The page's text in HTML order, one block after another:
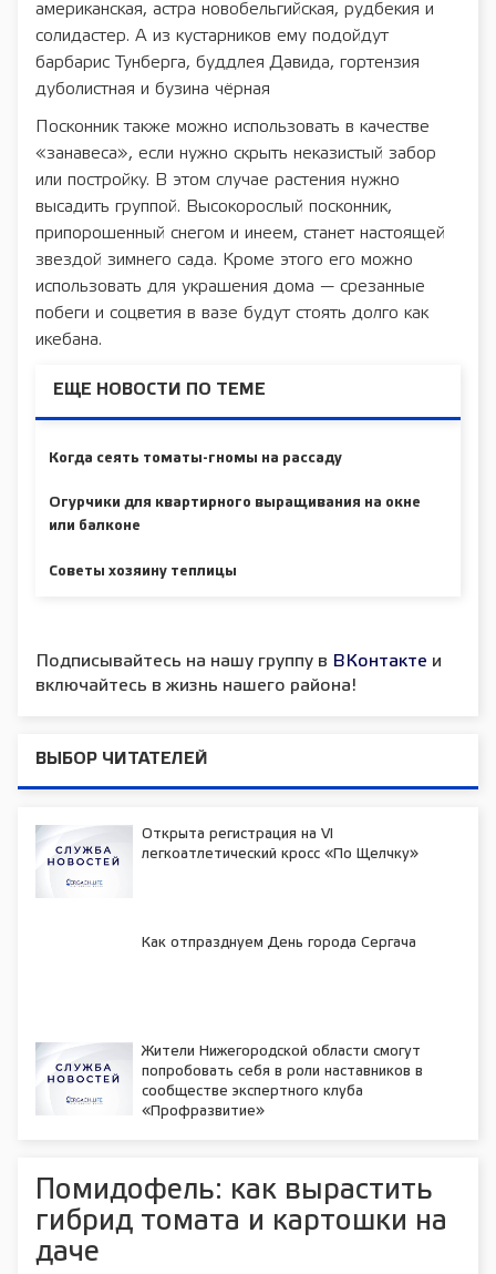
американская, астра новобельгийская, рудбекия и
солидастер. А из кустарников ему подойдут
барбарис Тунберга, буддлея Давида, гортензия
дуболистная и бузина чёрная
Посконник также можно использовать в качестве
«занавеса», если нужно скрыть неказистый забор
или постройку. В этом случае растения нужно
высадить группой. Высокорослый посконник,
припорошенный снегом и инеем, станет настоящей
звездой зимнего сада. Кроме этого его можно
использовать для украшения дома — срезанные
побеги и соцветия в вазе будут стоять долго как
икебана.
ЕЩЕ НОВОСТИ ПО ТЕМЕ
Когда сеять томаты-гномы на рассаду
Огурчики для квартирного выращивания на окне
или балконе
Советы хозяину теплицы
Подписывайтесь на нашу группу в ВКонтакте и
включайтесь в жизнь нашего района!
ВЫБОР ЧИТАТЕЛЕЙ
Открыта регистрация на VI
легкоатлетический кросс «По Щелчку»
Как отпразднуем День города Сергача
Жители Нижегородской области смогут
попробовать себя в роли наставников в
сообществе экспертного клуба
«Профразвитие»
Помидофель: как вырастить
гибрид томата и картошки на
даче